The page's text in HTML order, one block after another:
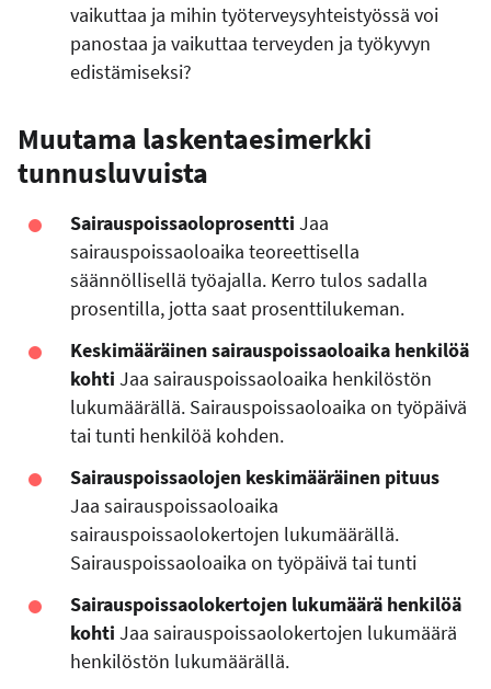
vaikuttaa ja mihin työterveysyhteistyössä voi
panostaa ja vaikuttaa terveyden ja työkyvyn
edistämiseksi?
Muutama laskentaesimerkki
tunnusluvuista
Sairauspoissaoloprosentti Jaa
sairauspoissaoloaika teoreettisella
säännöllisellä työajalla. Kerro tulos sadalla
prosentilla, jotta saat prosenttilukeman.
Keskimääräinen sairauspoissaoloaika henkilöä
kohti Jaa sairauspoissaoloaika henkilöstön
lukumäärällä. Sairauspoissaoloaika on työpäivä
tai tunti henkilöä kohden.
Sairauspoissaolojen keskimääräinen pituus
Jaa sairauspoissaoloaika
sairauspoissaolokertojen lukumäärällä.
Sairauspoissaoloaika on työpäivä tai tunti
Sairauspoissaolokertojen lukumäärä henkilöä
kohti Jaa sairauspoissaolokertojen lukumäärä
henkilöstön lukumäärällä.